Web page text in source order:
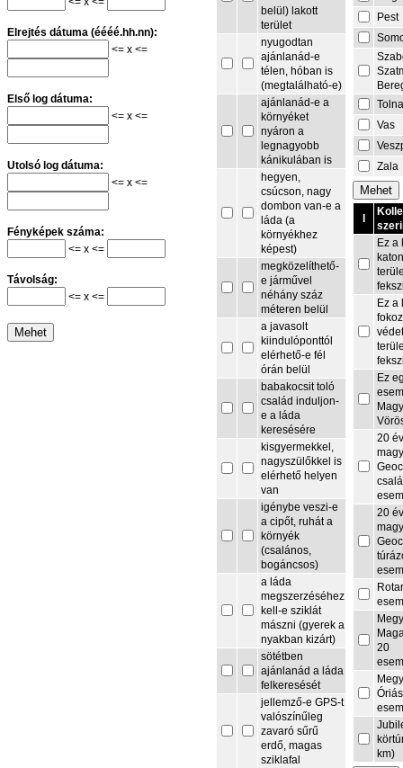
Elrejtés dátuma (éééé.hh.nn):
<= x <=
Első log dátuma:
<= x <=
Utolsó log dátuma:
<= x <=
Fényképek száma:
<= x <=
Távolság:
<= x <=
belül) lakott
terület
nyugodtan
ajánlanád-e
télen, hóban is
(megtalálható-e)
ajánlanád-e a
környéket
nyáron a
legnagyobb
kánikulában is
hegyen,
csúcson, nagy
dombon van-e a
láda (a
környékhez
képest)
megközelíthető-
e járművel
néhány száz
méteren belül
a javasolt
kiindulóponttól
elérhető-e fél
órán belül
babakocsit toló
család induljon-
e a láda
keresésére
kisgyermekkel,
nagyszülőkkel is
elérhető helyen
van
igénybe veszi-e
a cipőt, ruhát a
környék
(csalános,
bogáncsos)
a láda
megszerzéséhez
kell-e sziklát
mászni (gyerek a
nyakban kizárt)
sötétben
ajánlanád a láda
felkeresését
jellemző-e GPS-t
valószínűleg
zavaró sűrű
erdő, magas
sziklafal
Pest
Vas
Zala
Ez a
Ez a
Ez
20
20
20
km)